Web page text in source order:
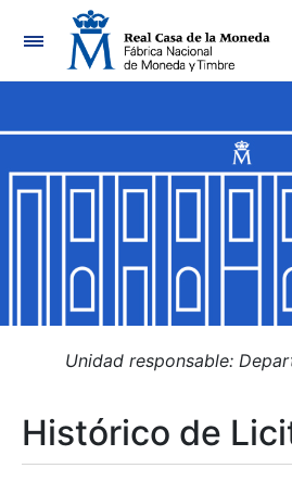
Navegación
Mostrar/Ocultar
Mostrar/Ocultar
Mostrar/Ocultar
Mostrar/Ocultar
Unidad responsable:
Histórico de